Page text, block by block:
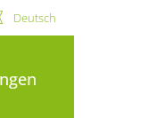
Deutsch